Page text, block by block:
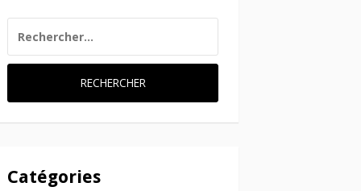
Catégories